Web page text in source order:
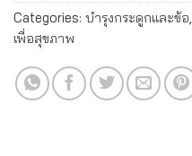
Categories: บำรุงกระดูกและข้อ,
เพื่อสุขภาพ